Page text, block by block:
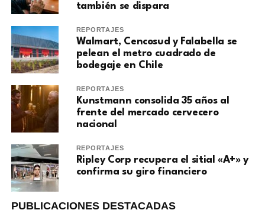
también se dispara
REPORTAJES
Walmart, Cencosud y Falabella se
pelean el metro cuadrado de
bodegaje en Chile
REPORTAJES
Kunstmann consolida 35 años al
frente del mercado cervecero
nacional
REPORTAJES
Ripley Corp recupera el sitial «A+» y
confirma su giro financiero
PUBLICACIONES DESTACADAS